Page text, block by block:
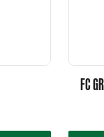
FC